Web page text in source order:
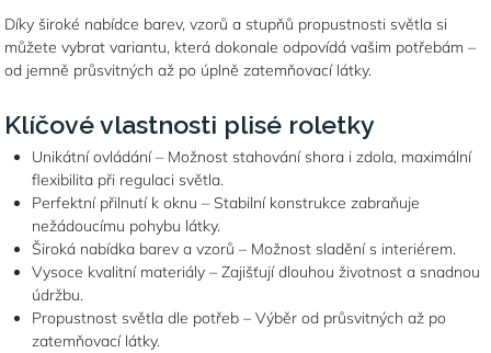
Díky široké nabídce barev, vzorů a stupňů propustnosti světla si
můžete vybrat variantu, která dokonale odpovídá vašim potřebám –
od jemně průsvitných až po úplně zatemňovací látky.
Klíčové vlastnosti plisé roletky
Unikátní ovládání – Možnost stahování shora i zdola, maximální
flexibilita při regulaci světla.
Perfektní přilnutí k oknu – Stabilní konstrukce zabraňuje
nežádoucímu pohybu látky.
Široká nabídka barev a vzorů – Možnost sladění s interiérem.
Vysoce kvalitní materiály – Zajišťují dlouhou životnost a snadnou
údržbu.
Propustnost světla dle potřeb – Výběr od průsvitných až po
zatemňovací látky.